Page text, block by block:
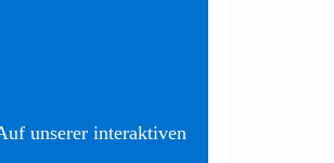
unserer interaktiven